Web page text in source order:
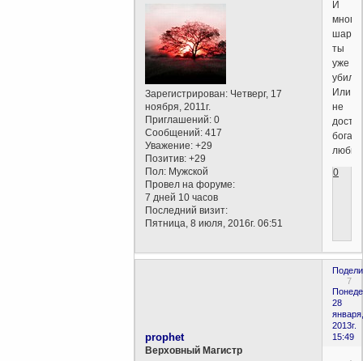
Зарегистрирован: Четверг, 17
ноября, 2011г.
Приглашений: 0
Сообщений: 417
Уважение: +29
Позитив: +29
Пол: Мужской
Провел на форуме:
7 дней 10 часов
Последний визит:
Пятница, 8 июля, 2016г. 06:51
И
много
ты
уже
убил?
Или
не
бога
0
7
28
января,
2013г.
15:49
prophet
Верховный Магистр